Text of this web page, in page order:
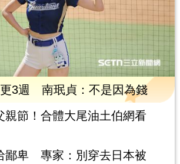
3週 南珉貞：不是因為錢
親節！合體大尾油土伯網看
鄙卑 專家：別穿去日本被